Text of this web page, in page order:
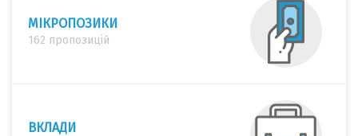
МІКРОПОЗИКИ
162 пропозицій
ВКЛАДИ